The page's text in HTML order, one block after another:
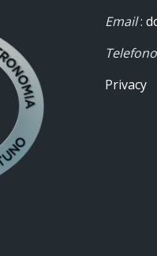
Email:
Privacy